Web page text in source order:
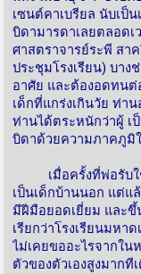
เซนต์คาเบรียล นับเป็
บิดามารดาเลยตลอดเ
ศาสตราจารย์ระพี สา
ประชุมโรงเรียน) บา
อาศัย และต้องอดทน
เด็กที่แกร่งเกินวัย ท่า
ท่านได้ตระหนักว่าผู้ เ
บิดาด้วยความภาคภูมิ
เมื่อครั้งที่พ่อรับใช้
เป็นเด็กบ้านนอก แต่แ
มีฝีมือยอดเยี่ยม และ
เรียกว่าโรงเรียนมหา
ไม่เคยขออะไรจากใน
ตัวของตัวเองสูงมากที